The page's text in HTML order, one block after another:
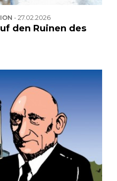
-27.02.2026
den Ruinen des